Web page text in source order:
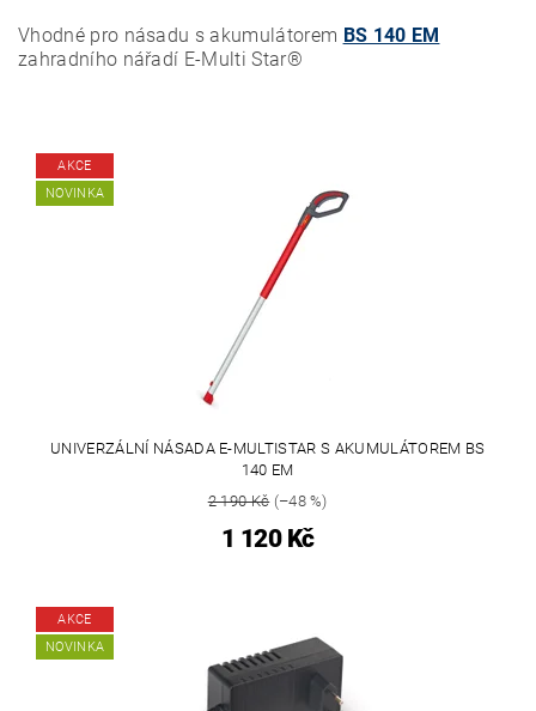
Vhodné pro násadu s akumulátorem BS 140 EM
zahradního nářadí E-Multi Star®
AKCE
NOVINKA
UNIVERZÁLNÍ NÁSADA E-MULTISTAR S AKUMULÁTOREM BS
140 EM
2 190 Kč(–48 %)
1 120 Kč
AKCE
NOVINKA